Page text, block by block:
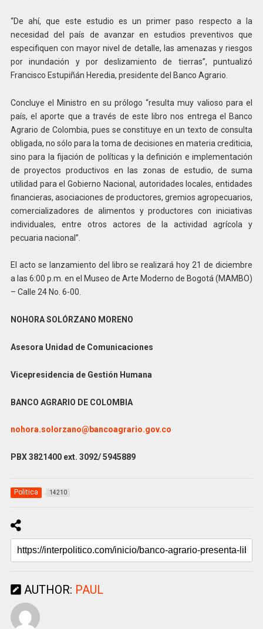
“De ahí, que este estudio es un primer paso respecto a la
necesidad del país de avanzar en estudios preventivos que
especifiquen con mayor nivel de detalle, las amenazas y riesgos
por inundación y por deslizamiento de tierras”, puntualizó
Francisco Estupiñán Heredia, presidente del Banco Agrario.
Concluye el Ministro en su prólogo “resulta muy valioso para el
país, el aporte que a través de este libro nos entrega el Banco
Agrario de Colombia, pues se constituye en un texto de consulta
obligada, no sólo para la toma de decisiones en materia crediticia,
sino para la fijación de políticas y la definición e implementación
de proyectos productivos en las zonas de estudio, de suma
utilidad para el Gobierno Nacional, autoridades locales, entidades
financieras, asociaciones de productores, gremios agropecuarios,
comercializadores de alimentos y productores con iniciativas
individuales, entre otros actores de la actividad agrícola y
pecuaria nacional”.
El acto se lanzamiento del libro se realizará hoy 21 de diciembre
a las 6:00 p.m. en el Museo de Arte Moderno de Bogotá (MAMBO)
– Calle 24 No. 6-00.
NOHORA SOLÓRZANO MORENO
Asesora Unidad de Comunicaciones
Vicepresidencia de Gestión Humana
BANCO AGRARIO DE COLOMBIA
nohora.solorzano@bancoagrario.gov.co
PBX 3821400 ext. 3092/ 5945889
Politica 14210
AUTHOR: PAUL